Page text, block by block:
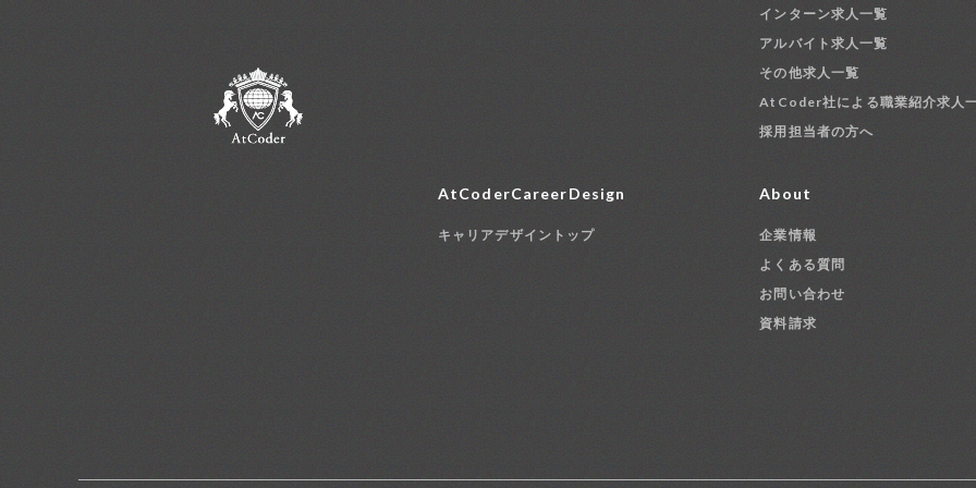
インターン求人一覧
アルバイト求人一覧
その他求人一覧
AtCoder社による職業紹介求人
採用担当者の方へ
AtCoderCareerDesign
キャリアデザイントップ
About
企業情報
よくある質問
お問い合わせ
資料請求